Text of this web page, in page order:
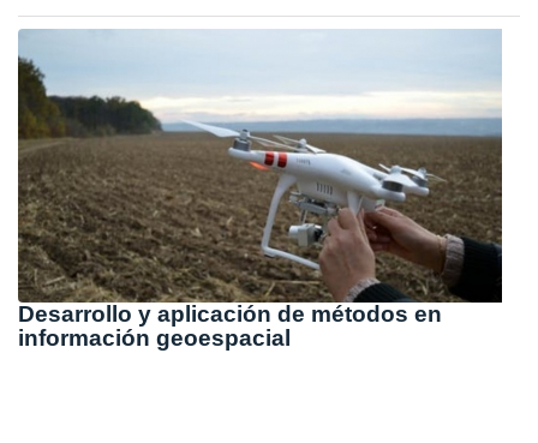
Desarrollo y aplicación de métodos en
información geoespacial